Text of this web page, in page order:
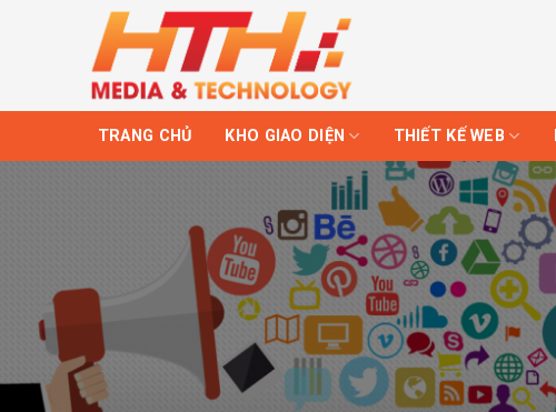
TRANG CHỦ KHO GIAO DIỆN THIẾT KẾ WEB